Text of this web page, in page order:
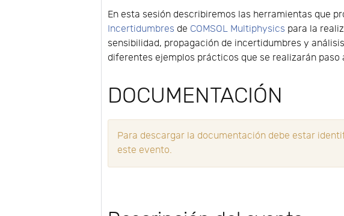
En esta sesión describiremos las herramientas que
Incertidumbres de COMSOL Multiphysics para la
sensibilidad, propagación de incertidumbres y
diferentes ejemplos prácticos que se realizarán paso
DOCUMENTACIÓN
Para descargar la documentación debe estar
este evento.